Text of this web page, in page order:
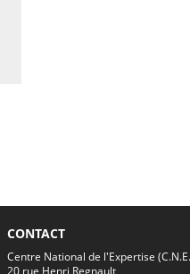
CONTACT
Centre National de l'Expertise